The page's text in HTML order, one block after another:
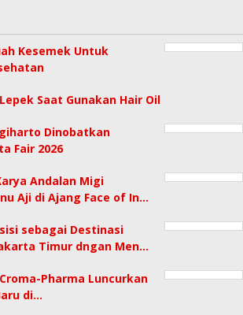
Kesemek Untuk
Saat Gunakan Hair Oil
Dinobatkan
Fair 2026
Andalan Migi
Aji di Ajang Face of In…
sebagai Destinasi
Timur dngan Men…
Pharma Luncurkan
di…